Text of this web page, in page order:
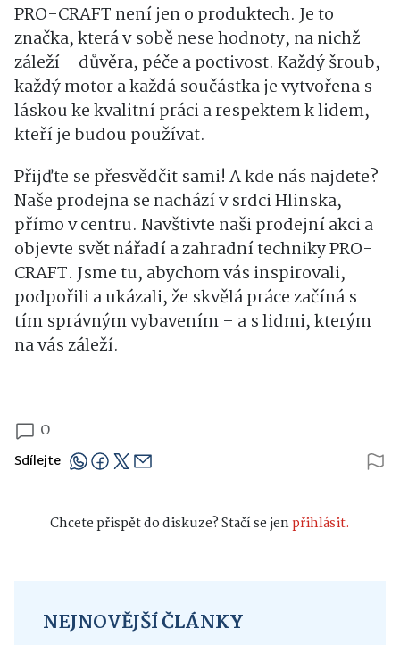
PRO-CRAFT není jen o produktech. Je to
značka, která v sobě nese hodnoty, na nichž
záleží – důvěra, péče a poctivost. Každý šroub,
každý motor a každá součástka je vytvořena s
láskou ke kvalitní práci a respektem k lidem,
kteří je budou používat.
Přijďte se přesvědčit sami! A kde nás najdete?
Naše prodejna se nachází v srdci Hlinska,
přímo v centru. Navštivte naši prodejní akci a
objevte svět nářadí a zahradní techniky PRO-
CRAFT. Jsme tu, abychom vás inspirovali,
podpořili a ukázali, že skvělá práce začíná s
tím správným vybavením – a s lidmi, kterým
na vás záleží.
0
Sdílejte
Chcete přispět do diskuze? Stačí se jenpřihlásit.
NEJNOVĚJŠÍ ČLÁNKY